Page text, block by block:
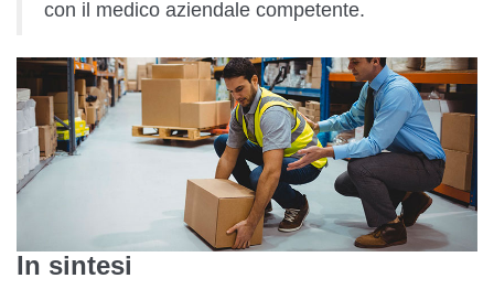
con il medico aziendale competente.
In sintesi